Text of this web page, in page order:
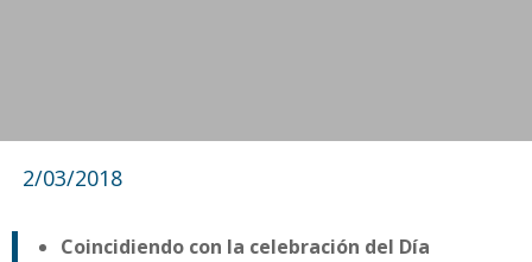
2/03/2018
Coincidiendo con la celebración del Día